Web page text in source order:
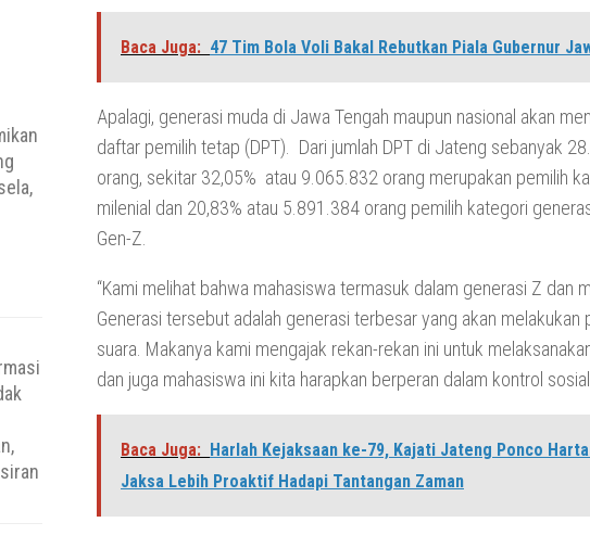
Baca Juga: 47 Tim Bola Voli Bakal Rebutkan Piala Gubernur
Apalagi, generasi muda di Jawa Tengah maupun nasional akan
daftar pemilih tetap (DPT). Dari jumlah DPT di Jateng sebanyak
orang, sekitar 32,05% atau 9.065.832 orang merupakan pemilih
milenial dan 20,83% atau 5.891.384 orang pemilih kategori
Gen-Z.
“Kami melihat bahwa mahasiswa termasuk dalam generasi Z dan
Generasi tersebut adalah generasi terbesar yang akan melakukan
suara. Makanya kami mengajak rekan-rekan ini untuk
dan juga mahasiswa ini kita harapkan berperan dalam kontrol
Baca Juga: Harlah Kejaksaan ke-79, Kajati Jateng Ponco
Jaksa Lebih Proaktif Hadapi Tantangan Zaman